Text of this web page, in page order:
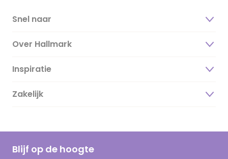
Snel naar
Over Hallmark
Over ons
Duurzaamheid
Hallmark Kaartclub
Inspiratie
Magazine
Cadeau inspiratie
Kaartinspiratie
Zakelijk
Blijf op de hoogte